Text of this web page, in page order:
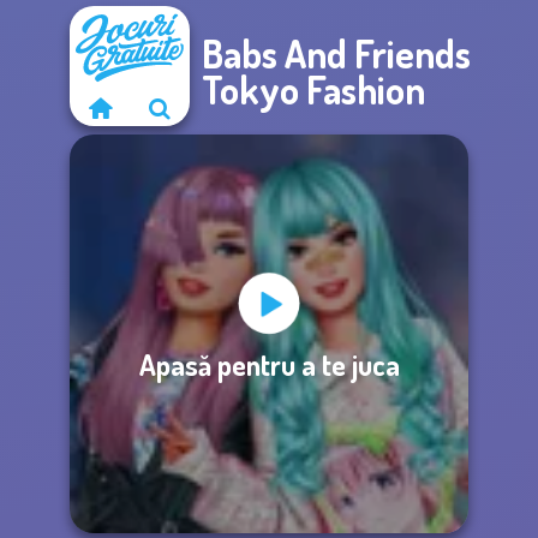
Babs And Friends
Tokyo Fashion
Apasă pentru a te juca